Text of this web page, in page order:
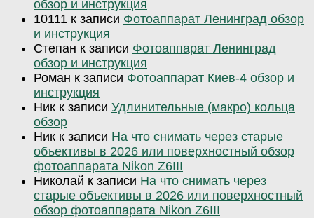
обзор и инструкция
10111 к записи Фотоаппарат Ленинград обзор
и инструкция
Степан к записи Фотоаппарат Ленинград
обзор и инструкция
Роман к записи Фотоаппарат Киев-4 обзор и
инструкция
Ник к записи Удлинительные (макро) кольца
обзор
Ник к записи На что снимать через старые
объективы в 2026 или поверхностный обзор
фотоаппарата Nikon Z6III
Николай к записи На что снимать через
старые объективы в 2026 или поверхностный
обзор фотоаппарата Nikon Z6III